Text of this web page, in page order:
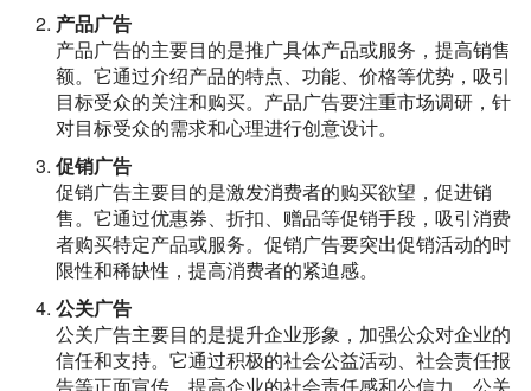
产品广告
产品广告的主要目的是推广具体产品或服务，提高销售
额。它通过介绍产品的特点、功能、价格等优势，吸引
目标受众的关注和购买。产品广告要注重市场调研，针
对目标受众的需求和心理进行创意设计。
促销广告
促销广告主要目的是激发消费者的购买欲望，促进销
售。它通过优惠券、折扣、赠品等促销手段，吸引消费
者购买特定产品或服务。促销广告要突出促销活动的时
限性和稀缺性，提高消费者的紧迫感。
公关广告
公关广告主要目的是提升企业形象，加强公众对企业的
信任和支持。它通过积极的社会公益活动、社会责任报
告等正面宣传，提高企业的社会责任感和公信力。公关